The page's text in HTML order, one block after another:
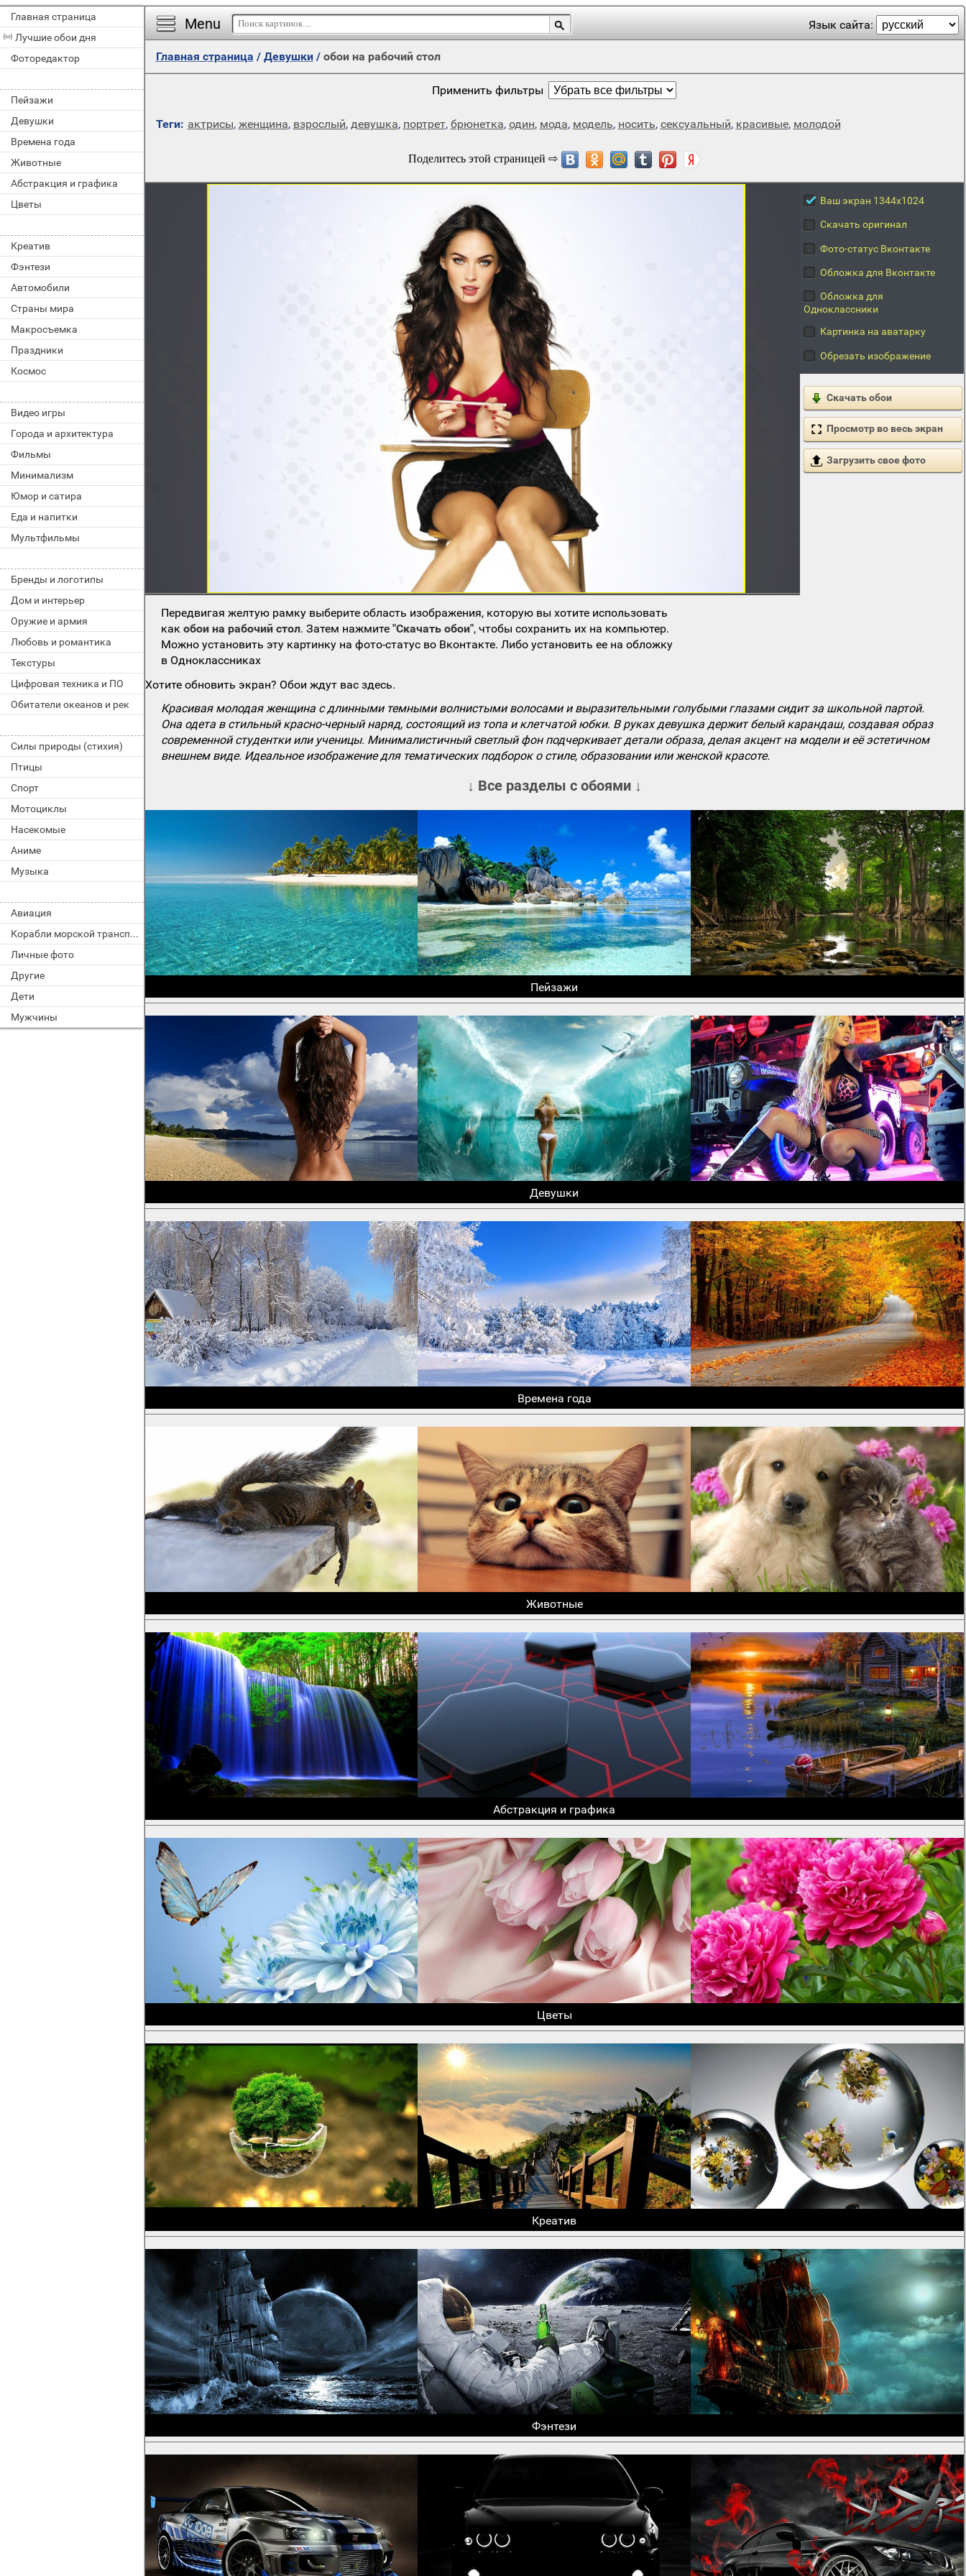
Главная страница
Лучшие обои дня
Фоторедактор
Пейзажи
Девушки
Времена года
Животные
Абстракция и графика
Цветы
Креатив
Фэнтези
Автомобили
Страны мира
Макросъемка
Праздники
Космос
Видео игры
Города и архитектура
Фильмы
Минимализм
Юмор и сатира
Еда и напитки
Мультфильмы
Бренды и логотипы
Дом и интерьер
Оружие и армия
Любовь и романтика
Текстуры
Цифровая техника и ПО
Обитатели океанов и рек
Силы природы (стихия)
Птицы
Спорт
Мотоциклы
Насекомые
Аниме
Музыка
Авиация
Корабли морской транспорт
Личные фото
Другие
Дети
Мужчины
Menu Язык сайта:
Главная страница / Девушки/ обои на рабочий стол
Применить фильтры
Теги: актрисы, женщина, взрослый, девушка, портрет, брюнетка, один, мода, модель, носить, сексуальный, красивые, молодой
Ваш экран 1344x1024
Скачать оригинал
Фото-статус Вконтакте
Обложка для Вконтакте
Обложка для
Одноклассники
Картинка на аватарку
Обрезать изображение
Скачать обои
Просмотр во весь экран
Загрузить свое фото
Передвигая желтую рамку выберите область изображения, которую вы хотите использовать
какобои на рабочий стол. Затем нажмите"Скачать обои", чтобы сохранить их на компьютер.
Можно установить эту картинку на фото-статус во Вконтакте. Либо установить ее на обложку
в Одноклассниках
Хотите обновить экран? Обои ждут вас здесь.
Красивая молодая женщина с длинными темными волнистыми волосами и выразительными голубыми глазами сидит за школьной партой.
Она одета в стильный красно-черный наряд, состоящий из топа и клетчатой юбки. В руках девушка держит белый карандаш, создавая образ
современной студентки или ученицы. Минималистичный светлый фон подчеркивает детали образа, делая акцент на модели и её эстетичном
внешнем виде. Идеальное изображение для тематических подборок о стиле, образовании или женской красоте.
↓ Все разделы с обоями ↓
Пейзажи
Девушки
Времена года
Животные
Абстракция и графика
Цветы
Креатив
Фэнтези